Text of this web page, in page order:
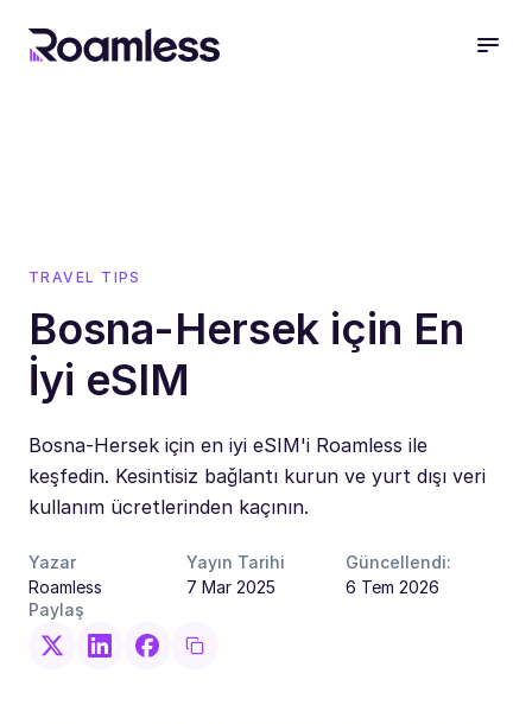
TRAVEL TIPS
Bosna-Hersek için En
İyi eSIM
Bosna-Hersek için en iyi eSIM'i Roamless ile
keşfedin. Kesintisiz bağlantı kurun ve yurt dışı veri
kullanım ücretlerinden kaçının.
Yazar
Roamless
Yayın Tarihi
7 Mar 2025
Güncellendi:
6 Tem 2026
Paylaş